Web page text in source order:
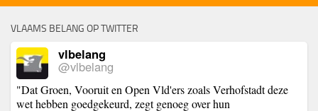
VLAAMS BELANG OP TWITTER
vlbelang
@vlbelang
"Dat Groen, Vooruit en Open Vld'ers zoals Verhofstadt deze
wet hebben goedgekeurd, zegt genoeg over hun